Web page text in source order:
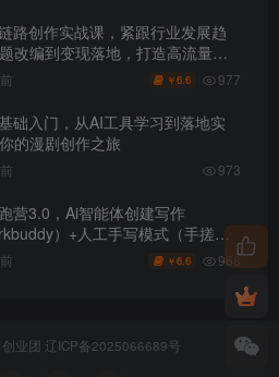
路创作实战课，紧跟行业发展趋
改编到变现落地，打造高流量优
￥6.6 977
础入门，从AI工具学习到落地实
的漫剧创作之旅
973
营3.0，Ai智能体创建写作
）+人工手写模式（手搓模
AI痕迹（头条号、公众号、百家
￥6.6 968
创业团 辽ICP备2025066689号